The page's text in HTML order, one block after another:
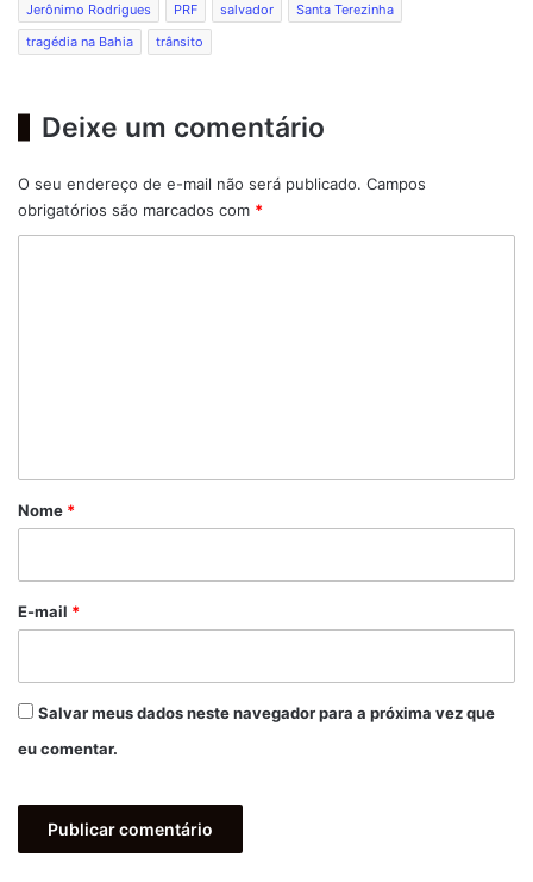
Jerônimo Rodrigues
PRF salvador
Santa Terezinha
tragédia na Bahia
trânsito
Deixe um comentário
O seu endereço de e-mail não será publicado. Campos
obrigatórios são marcados com *
r
*
Nome *
E-mail *
Salvar meus dados neste navegador para a próxima vez que
eu comentar.